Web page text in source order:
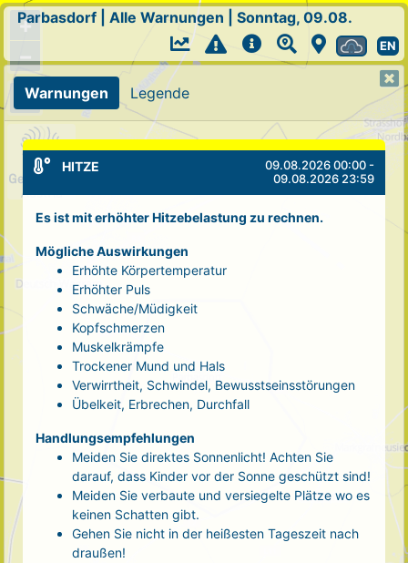
+
−
Parbasdorf Alle Warnungen Sonntag, 09.08.
EN
Warnungen Legende
HITZE
09.08.2026 00:00 -
09.08.2026 23:59
Es ist mit erhöhter Hitzebelastung zu rechnen.
Mögliche Auswirkungen
Erhöhte Körpertemperatur
Erhöhter Puls
Schwäche/Müdigkeit
Kopfschmerzen
Muskelkrämpfe
Trockener Mund und Hals
Verwirrtheit, Schwindel, Bewusstseinsstörungen
Übelkeit, Erbrechen, Durchfall
Handlungsempfehlungen
Meiden Sie direktes Sonnenlicht! Achten Sie
darauf, dass Kinder vor der Sonne geschützt sind!
Meiden Sie verbaute und versiegelte Plätze wo es
keinen Schatten gibt.
Gehen Sie nicht in der heißesten Tageszeit nach
draußen!